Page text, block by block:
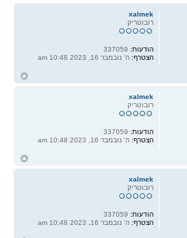
xalmek
רובוטריק
הודעות:
הצטרף: ה' נובמבר 16, 2023 10:48 am
xalmek
רובוטריק
הודעות:337059
הצטרף:ה' נובמבר 16, 2023 10:48 am
xalmek
רובוטריק
הודעות:
הצטרף: ה' נובמבר 16, 2023 10:48 am